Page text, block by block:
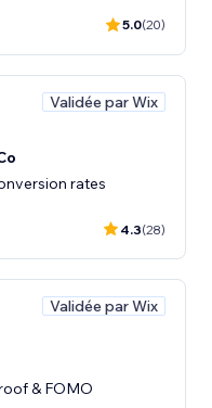
5.0(20)
Validée par Wix
rates
4.3(28)
Validée par Wix
& FOMO